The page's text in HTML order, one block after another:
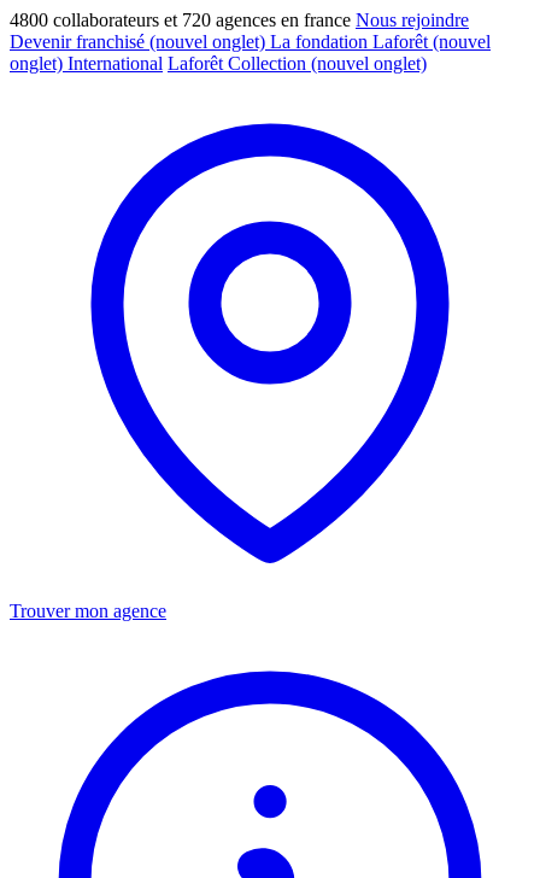
4800 collaborateurs et 720 agences en france Nous rejoindre
Devenir franchisé (nouvel onglet) La fondation Laforêt (nouvel
onglet) International Laforêt Collection (nouvel onglet)
Trouver mon agence